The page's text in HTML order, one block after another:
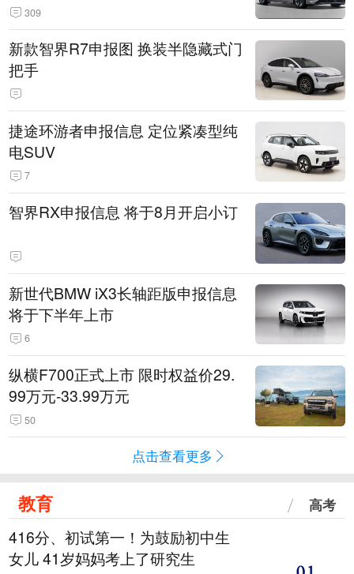
309
新款智界R7申报图 换装半隐藏式门
把手
捷途环游者申报信息 定位紧凑型纯
电SUV
7
智界RX申报信息 将于8月开启小订
新世代BMW iX3长轴距版申报信息
将于下半年上市
6
纵横F700正式上市 限时权益价29.
99万元-33.99万元
50
点击查看更多
教育 高考
416分、初试第一！为鼓励初中生
女儿 41岁妈妈考上了研究生